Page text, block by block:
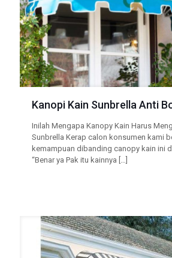
Kanopi Kain Sunbrella Anti
Inilah Mengapa Kanopy Kain Harus
Sunbrella Kerap calon konsumen kami
kemampuan dibanding canopy kain ini
“Benar ya Pak itu kainnya